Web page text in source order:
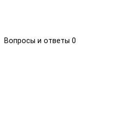
Вопросы и ответы 0